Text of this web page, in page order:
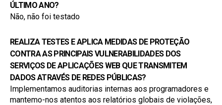
ÚLTIMO ANO?
Não, não foi testado
REALIZA TESTES E APLICA MEDIDAS DE PROTEÇÃO
CONTRA AS PRINCIPAIS VULNERABILIDADES DOS
SERVIÇOS DE APLICAÇÕES WEB QUE TRANSMITEM
DADOS ATRAVÉS DE REDES PÚBLICAS?
Implementamos auditorias internas aos programadores e
mantemo-nos atentos aos relatórios globais de violações,